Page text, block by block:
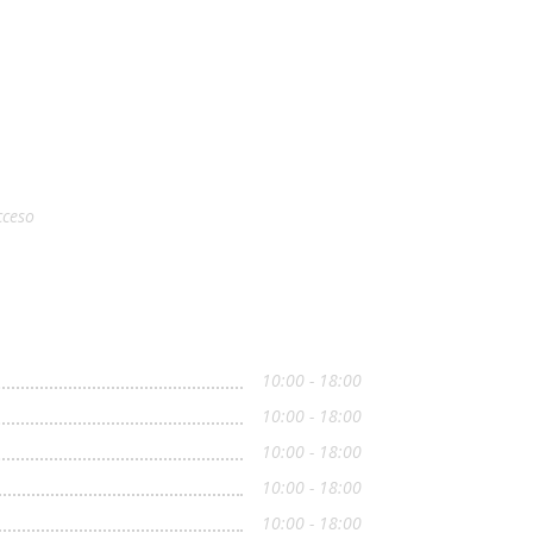
10:00 - 18:00
10:00 - 18:00
10:00 - 18:00
10:00 - 18:00
10:00 - 18:00